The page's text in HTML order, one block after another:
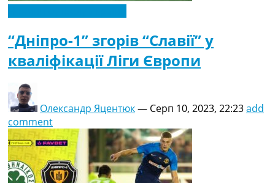
“Дніпро-1” згорів “Славії” у
кваліфікації Ліги Європи
Олександр Яцентюк— Серп 10, 2023, 22:23add
comment